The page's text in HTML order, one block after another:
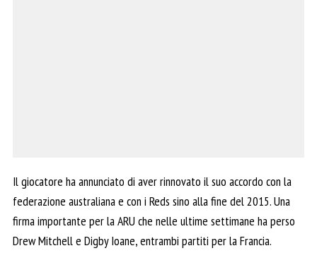
Il giocatore ha annunciato di aver rinnovato il suo accordo con la
federazione australiana e con i Reds sino alla fine del 2015. Una
firma importante per la ARU che nelle ultime settimane ha perso
Drew Mitchell e Digby Ioane, entrambi partiti per la Francia.